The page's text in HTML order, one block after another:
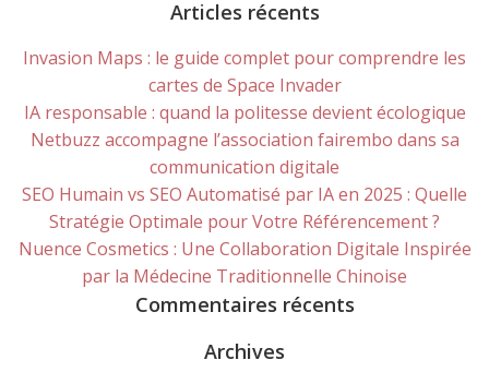
Articles récents
Invasion Maps : le guide complet pour comprendre les
cartes de Space Invader
IA responsable : quand la politesse devient écologique
Netbuzz accompagne l’association fairembo dans sa
communication digitale
SEO Humain vs SEO Automatisé par IA en 2025 : Quelle
Stratégie Optimale pour Votre Référencement ?
Nuence Cosmetics : Une Collaboration Digitale Inspirée
par la Médecine Traditionnelle Chinoise
Commentaires récents
Archives